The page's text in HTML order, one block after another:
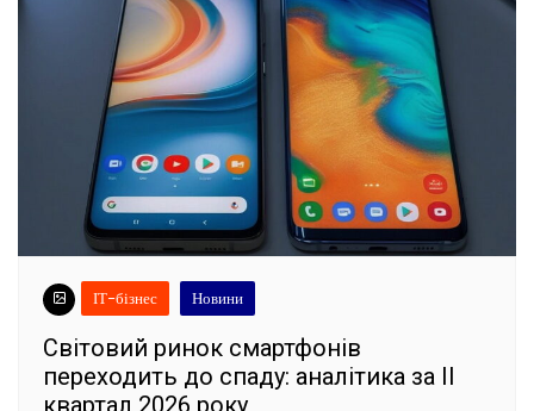
ІТ-бізнес Новини
Світовий ринок смартфонів
переходить до спаду: аналітика за II
квартал 2026 року